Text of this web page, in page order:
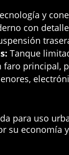
y
con
Tanque
faro principal,
para uso
su economía